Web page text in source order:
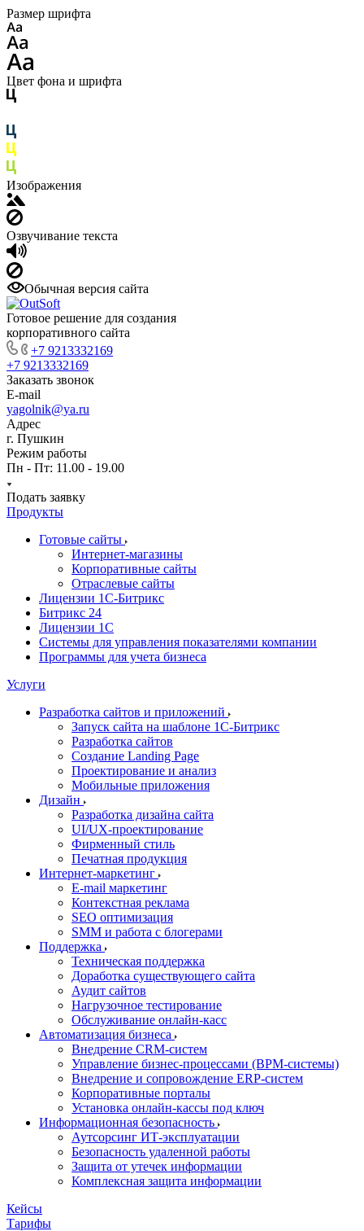
Размер шрифта
Цвет фона и шрифта
Изображения
Озвучивание текста
Обычная версия сайта
Готовое решение для создания
корпоративного сайта
+7 9213332169
+7 9213332169
Заказать звонок
E-mail
yagolnik@ya.ru
Адрес
г. Пушкин
Режим работы
Пн - Пт: 11.00 - 19.00
Подать заявку
Продукты
Готовые сайты
Интернет-магазины
Корпоративные сайты
Отраслевые сайты
Лицензии 1С-Битрикс
Битрикс 24
Лицензии 1С
Системы для управления показателями компании
Программы для учета бизнеса
Услуги
Разработка сайтов и приложений
Запуск сайта на шаблоне 1С-Битрикс
Разработка сайтов
Создание Landing Page
Проектирование и анализ
Мобильные приложения
Дизайн
Разработка дизайна сайта
UI/UX-проектирование
Фирменный стиль
Печатная продукция
Интернет-маркетинг
E-mail маркетинг
Контекстная реклама
SEO оптимизация
SMM и работа с блогерами
Поддержка
Техническая поддержка
Доработка существующего сайта
Аудит сайтов
Нагрузочное тестирование
Обслуживание онлайн-касс
Автоматизация бизнеса
Внедрение CRM-систем
Управление бизнес-процессами (BPM-системы)
Внедрение и сопровождение ERP-систем
Корпоративные порталы
Установка онлайн-кассы под ключ
Информационная безопасность
Аутсорсинг ИТ-эксплуатации
Безопасность удаленной работы
Защита от утечек информации
Комплексная защита информации
Кейсы
Тарифы